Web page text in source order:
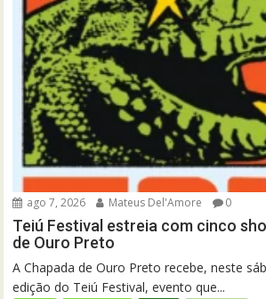
ago 7, 2026 Mateus Del'Amore 0
Teiú Festival estreia com cinco
de Ouro Preto
A Chapada de Ouro Preto recebe, neste
edição do Teiú Festival, evento que...